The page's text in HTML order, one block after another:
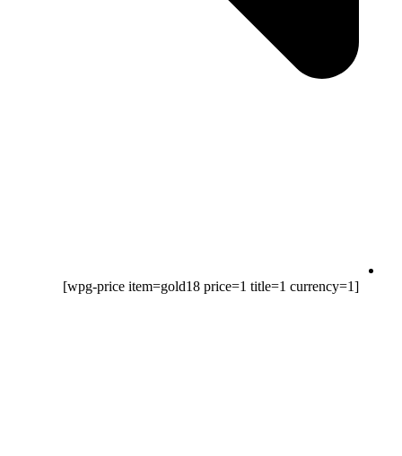
[wpg-price item=gold18 price=1 title=1 currency=1]